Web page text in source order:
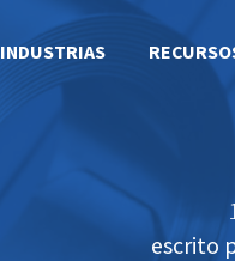
INDUSTRIAS
escrito